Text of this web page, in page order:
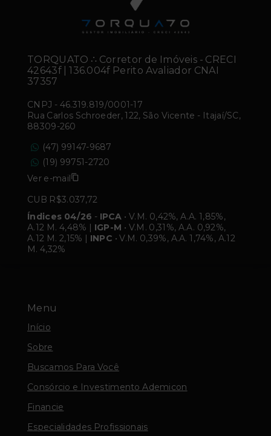
Menu
Início
Sobre
Buscamos Para Você
Consórcio e Investimento Ademicon
Financie
Especialidades Profissionais
TORQUATO ∴ Corretor de Imóveis - CRECI
42643f | 136.004f Perito Avaliador CNAI
37357
CNPJ - 46.319.819/0001-17
Rua Carlos Schroeder, 122, São Vicente - Itajaí/SC,
88309-260
(47) 99147-9687
(19) 99751-2720
Ver e-mail
CUB R$3.037,72
Índices 04/26 - IPCA • V.M. 0,42%, A.A. 1,85%,
A.12 M. 4,48% | IGP-M • V.M. 0,31%, A.A. 0,92%,
A.12 M. 2,15% | INPC • V.M. 0,39%, A.A. 1,74%, A.12
M. 4,32%